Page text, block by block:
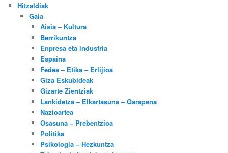
Hitzaldiak
Gaia
Aisia – Kultura
Berrikuntza
Enpresa eta industria
Espaina
Fedea – Etika – Erlijioa
Giza Eskubideak
Gizarte Zientziak
Lankidetza – Elkartasuna – Garapena
Nazioartea
Osasuna – Prebentzioa
Politika
Psikologia – Hezkuntza